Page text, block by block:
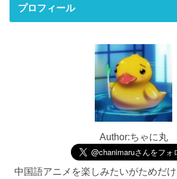
プロフィール
Author:ちゃに丸
中国語アニメを楽しみたいがためだ